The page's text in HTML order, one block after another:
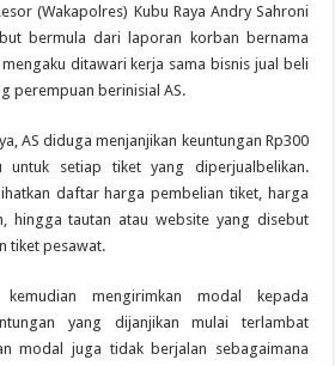
(Wakapolres) Kubu Raya Andry Sahroni
bermula dari laporan korban bernama
ditawari kerja sama bisnis jual beli
perempuan berinisial AS.
AS diduga menjanjikan keuntungan Rp300
setiap tiket yang diperjualbelikan.
daftar harga pembelian tiket, harga
hingga tautan atau website yang disebut
tiket pesawat.
mengirimkan modal kepada
yang dijanjikan mulai terlambat
modal juga tidak berjalan sebagaimana